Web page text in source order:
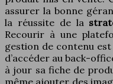
assurer la bonne
la réussite de la
Recourir à une
gestion de contenu
d’accéder au back-
à jour sa fiche de
même ajouter des